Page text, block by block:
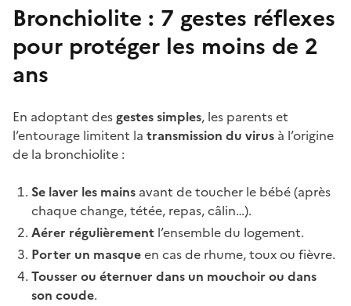
Bronchiolite : 7 gestes réflexes
pour protéger les moins de 2
ans
En adoptant des gestes simples, les parents et
l’entourage limitent la transmission du virus à l’origine
de la bronchiolite :
Se laver les mains avant de toucher le bébé (après
chaque change, tétée, repas, câlin…).
Aérer régulièrement l’ensemble du logement.
Porter un masqueen cas de rhume, toux ou fièvre.
Tousser ou éternuer dans un mouchoir ou dans
son coude.